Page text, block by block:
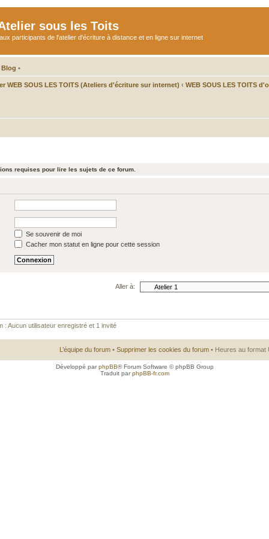
sous les Toits
participants de l'atelier d'écriture à distance et en ligne sur internet
Blog •
WEB SOUS LES TOITS (Ateliers d'écriture sur internet) ‹ WEB SOUS LES TOITS
requises pour lire les sujets de ce forum.
Se souvenir de moi
Cacher mon statut en ligne pour cette session
Aller à:
: Aucun utilisateur enregistré et 1 invité
L’équipe du forum • Supprimer les cookies du forum • Heures au format
Développé parphpBB® Forum Software © phpBB Group
Traduit parphpBB-fr.com